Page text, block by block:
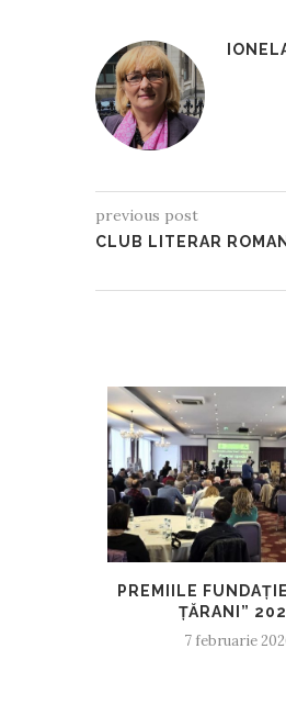
previous post
CLUB LITERAR
PREMIILE
ȚĂRANI”
7 februarie